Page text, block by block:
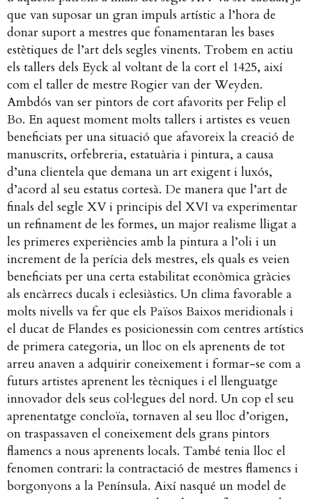
que van suposar un gran impuls artístic a l’hora de
donar suport a mestres que fonamentaran les bases
estètiques de l’art dels segles vinents. Trobem en actiu
els tallers dels Eyck al voltant de la cort el 1425, així
com el taller de mestre Rogier van der Weyden.
Ambdós van ser pintors de cort afavorits per Felip el
Bo. En aquest moment molts tallers i artistes es veuen
beneficiats per una situació que afavoreix la creació de
manuscrits, orfebreria, estatuària i pintura, a causa
d’una clientela que demana un art exigent i luxós,
d’acord al seu estatus cortesà. De manera que l’art de
finals del segle XV i principis del XVI va experimentar
un refinament de les formes, un major realisme lligat a
les primeres experiències amb la pintura a l’oli i un
increment de la perícia dels mestres, els quals es veien
beneficiats per una certa estabilitat econòmica gràcies
als encàrrecs ducals i eclesiàstics. Un clima favorable a
molts nivells va fer que els Països Baixos meridionals i
el ducat de Flandes es posicionessin com centres artístics
de primera categoria, un lloc on els aprenents de tot
arreu anaven a adquirir coneixement i formar-se com a
futurs artistes aprenent les tècniques i el llenguatge
innovador dels seus col·legues del nord. Un cop el seu
aprenentatge concloïa, tornaven al seu lloc d’origen,
on traspassaven el coneixement dels grans pintors
flamencs a nous aprenents locals. També tenia lloc el
fenomen contrari: la contractació de mestres flamencs i
borgonyons a la Península. Així nasqué un model de